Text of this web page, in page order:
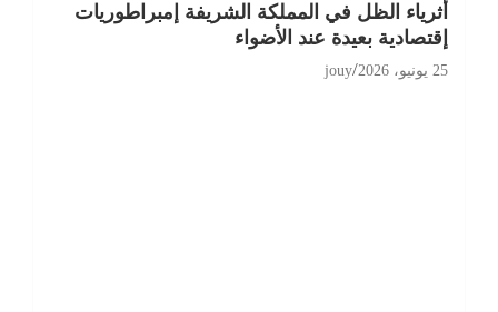
أثرياء الظل في المملكة الشريفة إمبراطوريات
إقتصادية بعيدة عند الأضواء
25 يونيو، 2026 jouy